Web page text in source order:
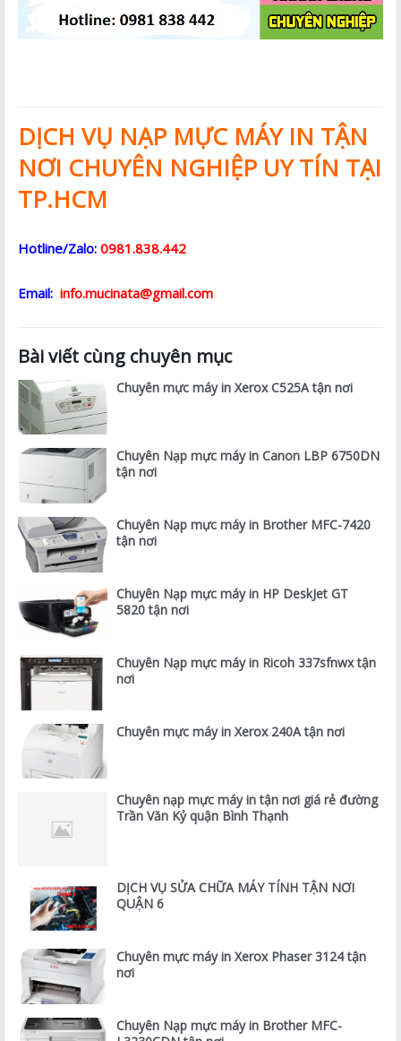
DỊCH VỤ NẠP MỰC MÁY IN TẬN
NƠI CHUYÊN NGHIỆP UY TÍN TẠI
TP.HCM
Hotline/Zalo: 0981.838.442
Email: info.mucinata@gmail.com
Bài viết cùng chuyên mục
Chuyên mực máy in Xerox C525A tận nơi
Chuyên Nạp mực máy in Canon LBP 6750DN
tận nơi
Chuyên Nạp mực máy in Brother MFC-7420
tận nơi
Chuyên Nạp mực máy in HP DeskJet GT
5820 tận nơi
Chuyên Nạp mực máy in Ricoh 337sfnwx tận
nơi
Chuyên mực máy in Xerox 240A tận nơi
Chuyên nạp mực máy in tận nơi giá rẻ đường
Trần Văn Kỷ quận Bình Thạnh
DỊCH VỤ SỬA CHỮA MÁY TÍNH TẬN NƠI
QUẬN 6
Chuyên mực máy in Xerox Phaser 3124 tận
nơi
Chuyên Nạp mực máy in Brother MFC-